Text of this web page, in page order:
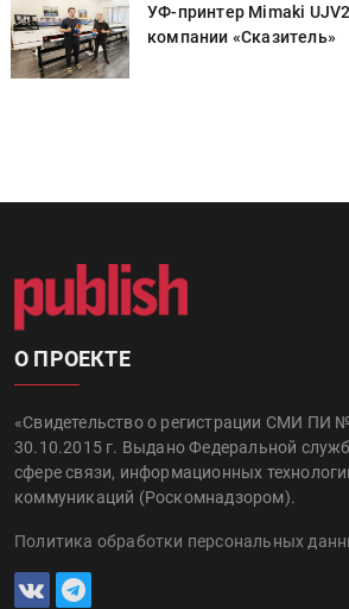
УФ-принтер Mimaki
компании «Сказитель»
О ПРОЕКТЕ
«Свидетельство о регистрации СМИ ПИ
30.10.2015 г. Выдано Федеральной
сфере связи, информационных
коммуникаций (Роскомнадзором).
Политика обработки персональных